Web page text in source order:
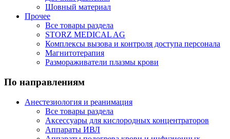
Шовный материал
Прочее
Все товары раздела
STORZ MEDICAL AG
Комплексы вызова и контроля доступа персонала
Магнитотерапия
Размораживатели плазмы крови
По направлениям
Анестезиология и реанимация
Все товары раздела
Аксессуары для кислородных концентраторов
Аппараты ИВЛ